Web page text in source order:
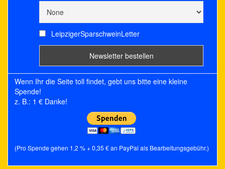
LeipzigerSparschweinLetter
Wenn Ihr die Seite toll findet, gebt uns bitte eine kleine
Spende!
z. B.: 1 € Danke!
(Pro Spende gehen 1,2 % + 0,35 € an PayPal als Bearbeitungsgebühr.)